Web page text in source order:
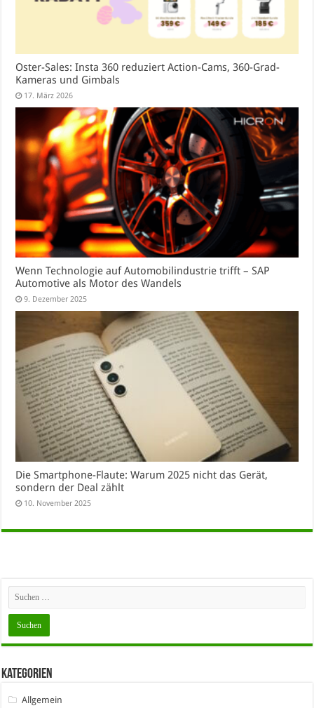
Oster-Sales: Insta 360 reduziert Action-Cams, 360-Grad-
Kameras und Gimbals
17. März 2026
Wenn Technologie auf Automobilindustrie trifft – SAP
Automotive als Motor des Wandels
9. Dezember 2025
Die Smartphone-Flaute: Warum 2025 nicht das Gerät,
sondern der Deal zählt
10. November 2025
Kategorien
Allgemein